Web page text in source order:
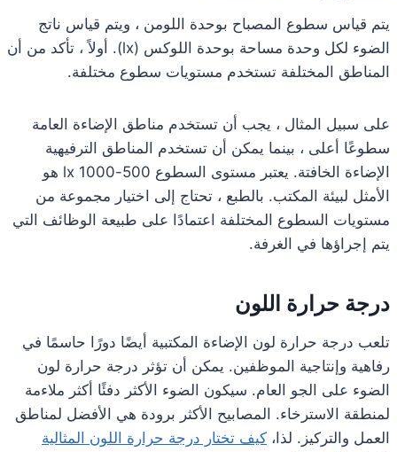
يتم قياس سطوع المصباح بوحدة اللومن ، ويتم قياس ناتج
الضوء لكل وحدة مساحة بوحدة اللوكس (lx). أولاً ، تأكد من أن
المناطق المختلفة تستخدم مستويات سطوع مختلفة.
على سبيل المثال ، يجب أن تستخدم مناطق الإضاءة العامة
سطوعًا أعلى ، بينما يمكن أن تستخدم المناطق الترفيهية
الإضاءة الخافتة. يعتبر مستوى السطوع 500-1000 lx هو
الأمثل لبيئة المكتب. بالطبع ، تحتاج إلى اختيار مجموعة من
مستويات السطوع المختلفة اعتمادًا على طبيعة الوظائف التي
يتم إجراؤها في الغرفة.
درجة حرارة اللون
تلعب درجة حرارة لون الإضاءة المكتبية أيضًا دورًا حاسمًا في
رفاهية وإنتاجية الموظفين. يمكن أن تؤثر درجة حرارة لون
الضوء على الجو العام. سيكون الضوء الأكثر دفئًا أكثر ملاءمة
لمنطقة الاسترخاء. المصابيح الأكثر برودة هي الأفضل لمناطق
العمل والتركيز. لذا، كيف تختار درجة حرارة اللون المثالية